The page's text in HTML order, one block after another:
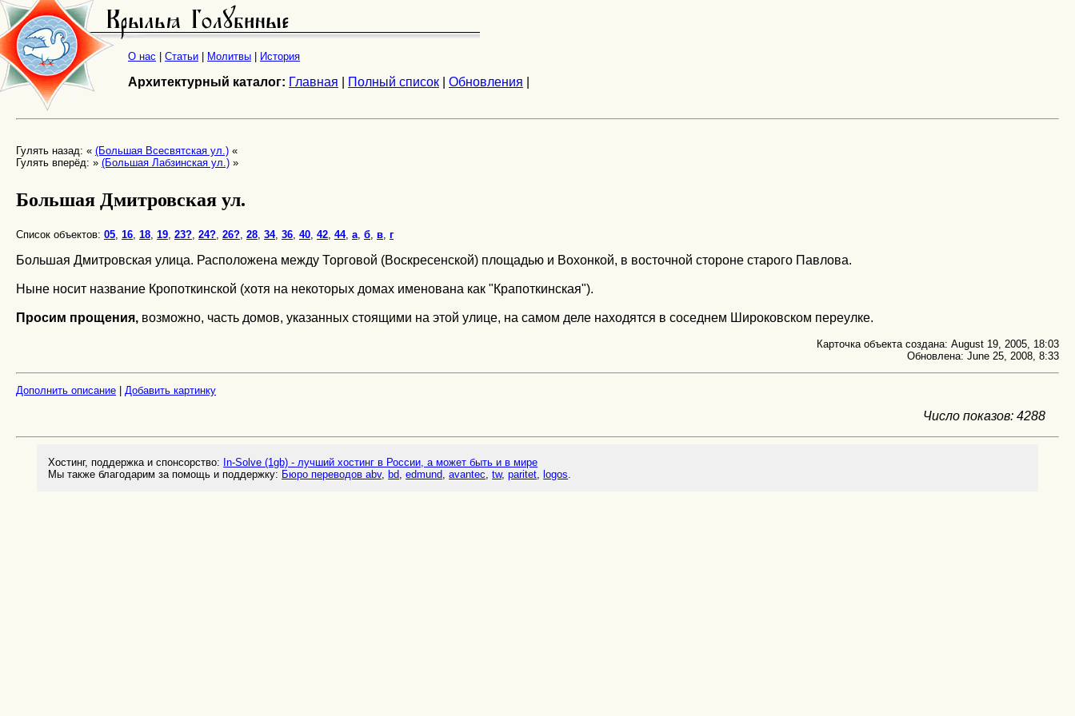
О нас Статьи Молитвы История
Архитектурный каталог: Главная Полный список Обновления
Гулять назад: « (Большая Всесвятская ул.) «
Гулять вперёд: » (Большая Лабзинская ул.) »
Большая Дмитровская ул.
Список объектов: 05 16 18 19 23? 24? 26? 28 34, 36 40 42 44, а б в г
Большая Дмитровская улица. Расположена между Торговой (Воскресенской) площадью и Вохонкой, в восточной стороне старого Павлова.
Ныне носит название Кропоткинской (хотя на некоторых домах именована как "Крапоткинская").
Просим прощения, возможно, часть домов, указанных стоящими на этой улице, на самом деле находятся в соседнем Широковском переулке.
Карточка объекта создана: August 19, 2005, 18:03
Обновлена: June 25, 2008, 8:33
Дополнить описание Добавить картинку
Число показов: 4288
Хостинг, поддержка и спонсорство: In-Solve (1gb) - лучший хостинг в России, а может быть и в мире
Мы также благодарим за помощь и поддержку: Бюро переводов abv,bd ,edmund ,avantec ,tw,paritet ,logos